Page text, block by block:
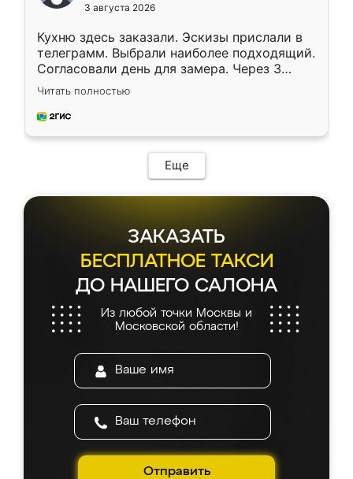
3 августа 2026
Кухню здесь заказали. Эскизы прислали в
телеграмм. Выбрали наиболее подходящий.
Согласовали день для замера. Через 3
недели кухня была уже готова. Остались
довольны работой. Спасибо Ренессанс
мебель за качественную работу!
Читать полностью
Еще
ЗАКАЗАТЬ
БЕСПЛАТНОЕ ТАКСИ
ДО НАШЕГО САЛОНА
Из любой точки Москвы и
Московской области!
Отправить